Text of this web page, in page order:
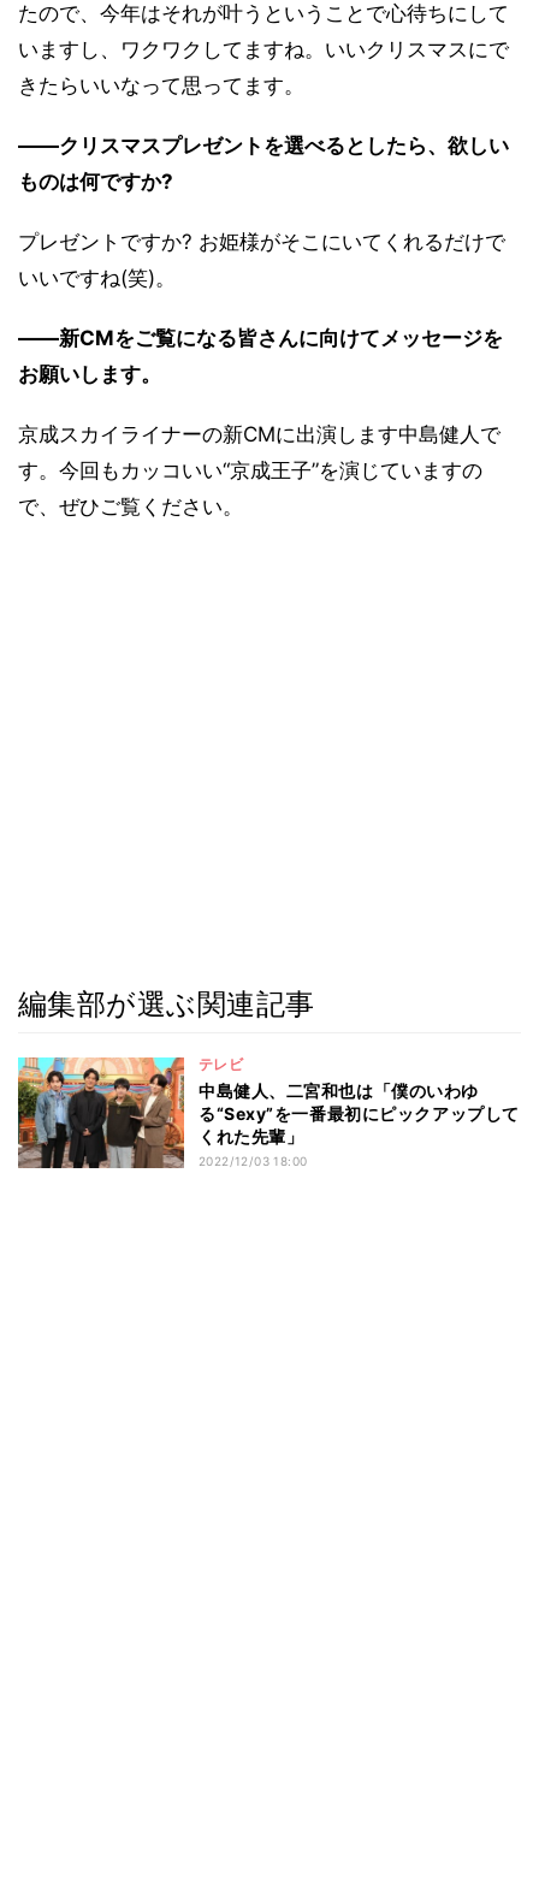
たので、今年はそれが叶うということで心待ちにして
いますし、ワクワクしてますね。いいクリスマスにで
きたらいいなって思ってます。
――クリスマスプレゼントを選べるとしたら、欲しい
ものは何ですか?
プレゼントですか? お姫様がそこにいてくれるだけで
いいですね(笑)。
――新CMをご覧になる皆さんに向けてメッセージを
お願いします。
京成スカイライナーの新CMに出演します中島健人で
す。今回もカッコいい“京成王子”を演じていますの
で、ぜひご覧ください。
編集部が選ぶ関連記事
テレビ
中島健人、二宮和也は「僕のいわゆ
る“Sexy”を一番最初にピックアップして
くれた先輩」
2022/12/03 18:00